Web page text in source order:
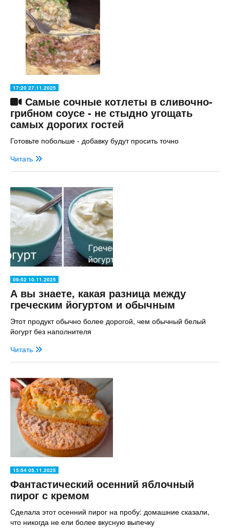
17:20 27.11.2025
Самые сочные котлеты в сливочно-
грибном соусе - не стыдно угощать
самых дорогих гостей
Готовьте побольше - добавку будут просить точно
Читать
09:52 10.11.2025
А вы знаете, какая разница между
греческим йогуртом и обычным
Этот продукт обычно более дорогой, чем обычный белый
йогурт без наполнителя
Читать
15:54 05.11.2025
Фантастический осенний яблочный
пирог с кремом
Сделала этот осенний пирог на пробу: домашние сказали,
что никогда не ели более вкусную выпечку